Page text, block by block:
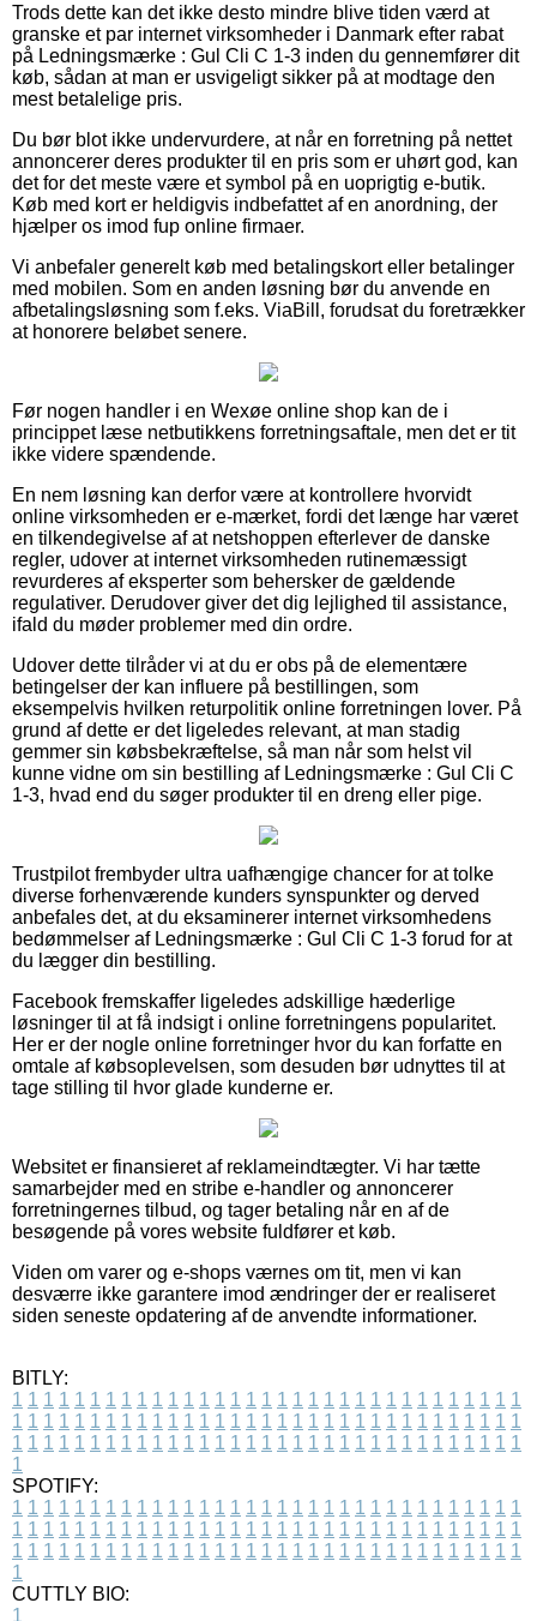
Trods dette kan det ikke desto mindre blive tiden værd at
granske et par internet virksomheder i Danmark efter rabat
på Ledningsmærke : Gul Cli C 1-3 inden du gennemfører dit
køb, sådan at man er usvigeligt sikker på at modtage den
mest betalelige pris.
Du bør blot ikke undervurdere, at når en forretning på nettet
annoncerer deres produkter til en pris som er uhørt god, kan
det for det meste være et symbol på en uoprigtig e-butik.
Køb med kort er heldigvis indbefattet af en anordning, der
hjælper os imod fup online firmaer.
Vi anbefaler generelt køb med betalingskort eller betalinger
med mobilen. Som en anden løsning bør du anvende en
afbetalingsløsning som f.eks. ViaBill, forudsat du foretrækker
at honorere beløbet senere.
Før nogen handler i en Wexøe online shop kan de i
princippet læse netbutikkens forretningsaftale, men det er tit
ikke videre spændende.
En nem løsning kan derfor være at kontrollere hvorvidt
online virksomheden er e-mærket, fordi det længe har været
en tilkendegivelse af at netshoppen efterlever de danske
regler, udover at internet virksomheden rutinemæssigt
revurderes af eksperter som behersker de gældende
regulativer. Derudover giver det dig lejlighed til assistance,
ifald du møder problemer med din ordre.
Udover dette tilråder vi at du er obs på de elementære
betingelser der kan influere på bestillingen, som
eksempelvis hvilken returpolitik online forretningen lover. På
grund af dette er det ligeledes relevant, at man stadig
gemmer sin købsbekræftelse, så man når som helst vil
kunne vidne om sin bestilling af Ledningsmærke : Gul Cli C
1-3, hvad end du søger produkter til en dreng eller pige.
Trustpilot frembyder ultra uafhængige chancer for at tolke
diverse forhenværende kunders synspunkter og derved
anbefales det, at du eksaminerer internet virksomhedens
bedømmelser af Ledningsmærke : Gul Cli C 1-3 forud for at
du lægger din bestilling.
Facebook fremskaffer ligeledes adskillige hæderlige
løsninger til at få indsigt i online forretningens popularitet.
Her er der nogle online forretninger hvor du kan forfatte en
omtale af købsoplevelsen, som desuden bør udnyttes til at
tage stilling til hvor glade kunderne er.
Websitet er finansieret af reklameindtægter. Vi har tætte
samarbejder med en stribe e-handler og annoncerer
forretningernes tilbud, og tager betaling når en af de
besøgende på vores website fuldfører et køb.
Viden om varer og e-shops værnes om tit, men vi kan
desværre ikke garantere imod ændringer der er realiseret
siden seneste opdatering af de anvendte informationer.
BITLY:
1 1 1 1 1 1 1 1 1 1 1 1 1 1 1 1 1 1 1 1 1 1 1 1 1 1 1 1 1 1 1 1 1
1 1 1 1 1 1 1 1 1 1 1 1 1 1 1 1 1 1 1 1 1 1 1 1 1 1 1 1 1 1 1 1 1
1 1 1 1 1 1 1 1 1 1 1 1 1 1 1 1 1 1 1 1 1 1 1 1 1 1 1 1 1 1 1 1 1
1
SPOTIFY:
1 1 1 1 1 1 1 1 1 1 1 1 1 1 1 1 1 1 1 1 1 1 1 1 1 1 1 1 1 1 1 1 1
1 1 1 1 1 1 1 1 1 1 1 1 1 1 1 1 1 1 1 1 1 1 1 1 1 1 1 1 1 1 1 1 1
1 1 1 1 1 1 1 1 1 1 1 1 1 1 1 1 1 1 1 1 1 1 1 1 1 1 1 1 1 1 1 1 1
1
CUTTLY BIO:
1